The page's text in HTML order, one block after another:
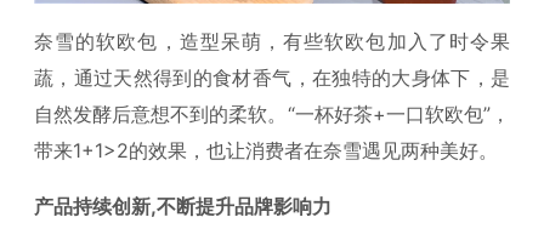
奈雪的软欧包，造型呆萌，有些软欧包加入了时令果
蔬，通过天然得到的食材香气，在独特的大身体下，是
自然发酵后意想不到的柔软。“一杯好茶+一口软欧包”，
带来1+1>2的效果，也让消费者在奈雪遇见两种美好。
产品持续创新,不断提升品牌影响力